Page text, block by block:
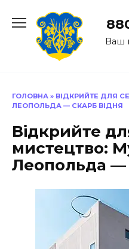
до
Ваш
ГОЛОВНА » ВІДКРИЙТЕ ДЛЯ
ЛЕОПОЛЬДА — СКАРБ ВІДНЯ
Відкрийте
мистецтво:
Леопольда —